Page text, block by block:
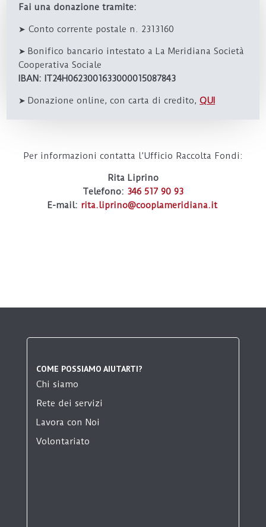
Fai una donazione tramite:
➤ Conto corrente postale n. 2313160
➤ Bonifico bancario intestato a La Meridiana Società
Cooperativa Sociale
IBAN: IT24H0623001633000015087843
➤ Donazione online, con carta di credito,QUI
Per informazioni contatta l’Ufficio Raccolta Fondi:
Rita Liprino
Telefono: 346 517 90 93
E-mail: rita.liprino@cooplameridiana.it
COME POSSIAMO AIUTARTI?
Chi siamo
Rete dei servizi
Lavora con Noi
Volontariato